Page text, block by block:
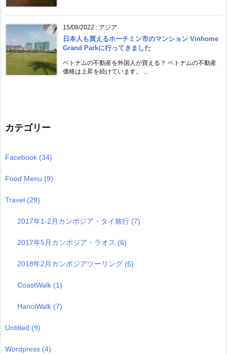
15/08/2022 : アジア
日本人も買えるホーチミン市のマンション Vinhome
Grand Parkに行ってきました
ベトナムの不動産を外国人が買える？ ベトナムの不動産
価格は上昇を続けています。 ...
カテゴリー
Facebook (34)
Food Menu (9)
Travel (29)
2017年1-2月カンボジア・タイ旅行 (7)
2017年5月カンボジア・ラオス (6)
2018年2月カンボジアツーリング (6)
CoastWalk (1)
HanoiWalk (7)
Untitled (9)
Wordpress (4)